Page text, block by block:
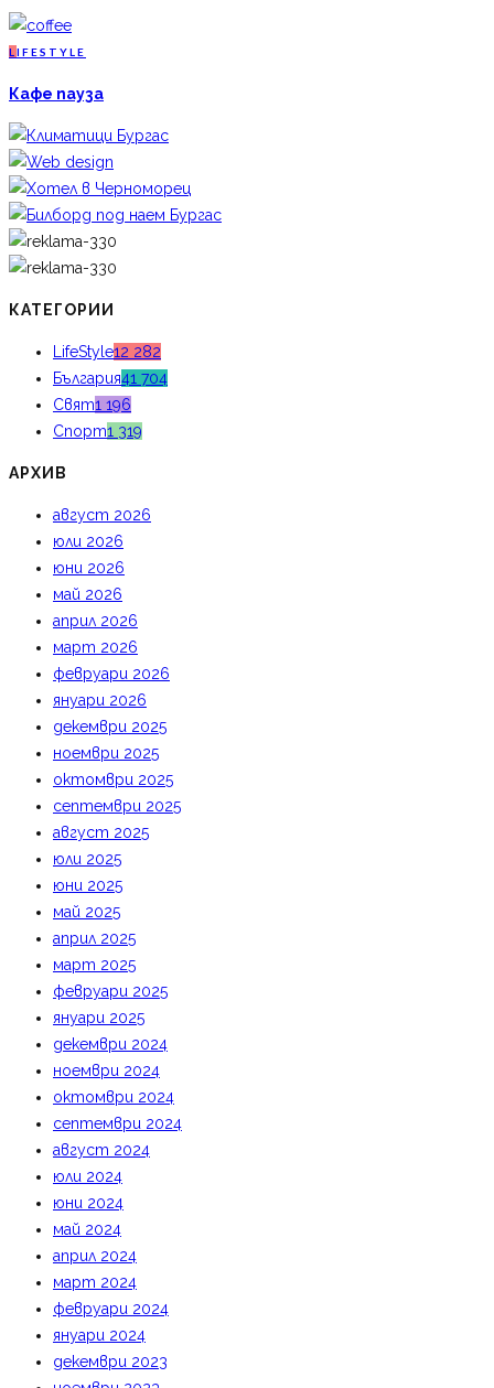
L IFESTYLE
Кафе пауза
КАТЕГОРИИ
LifeStyle12 282
България41 704
Свят1 196
Спорт1 319
АРХИВ
август 2026
юли 2026
юни 2026
май 2026
април 2026
март 2026
февруари 2026
януари 2026
декември 2025
ноември 2025
октомври 2025
септември 2025
август 2025
юли 2025
юни 2025
май 2025
април 2025
март 2025
февруари 2025
януари 2025
декември 2024
ноември 2024
октомври 2024
септември 2024
август 2024
юли 2024
юни 2024
май 2024
април 2024
март 2024
февруари 2024
януари 2024
декември 2023